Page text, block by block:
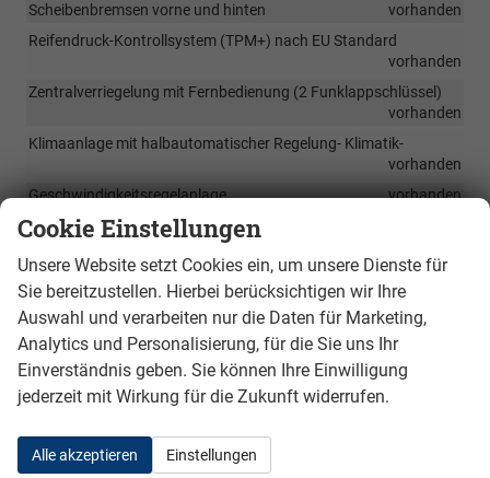
Scheibenbremsen vorne und hinten
vorhanden
Reifendruck-Kontrollsystem (TPM+) nach EU Standard
vorhanden
Zentralverriegelung mit Fernbedienung (2 Funklappschlüssel)
vorhanden
Klimaanlage mit halbautomatischer Regelung- Klimatik-
vorhanden
Geschwindigkeitsregelanlage
vorhanden
Easy Start (Keyless Easy Start) Öffnung der Zentralverriegelung
mit schlüsselloser Motorein- und -ausschaltfunktion,
vorhanden
Innenraum-Luftumwälzung (Pollenfilter)
vorhanden
Parksensoren hinten mit automatischer Notbremsung
vorhanden
Reifenreparaturset (12V-Kompressor + Flasche mit
Klebeflüssigkeit)
Bremsenergierückgewinnungsfunktion
Cookie Einstellungen
Unsere Website setzt Cookies ein, um unsere Dienste für
Sie bereitzustellen. Hierbei berücksichtigen wir Ihre
Auswahl und verarbeiten nur die Daten für Marketing,
Analytics und Personalisierung, für die Sie uns Ihr
Einverständnis geben. Sie können Ihre Einwilligung
jederzeit mit Wirkung für die Zukunft widerrufen.
Alle akzeptieren Einstellungen